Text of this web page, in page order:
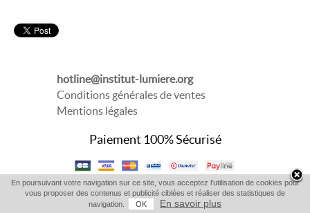
hotline@institut-lumiere.org
Conditions générales de ventes
Mentions légales
Paiement 100% Sécurisé
En poursuivant votre navigation sur ce site, vous acceptez l'utilisation de cookies pour
vous proposer des contenus et publicité ciblées et réaliser des statistiques de
navigation.
OK En savoir plus